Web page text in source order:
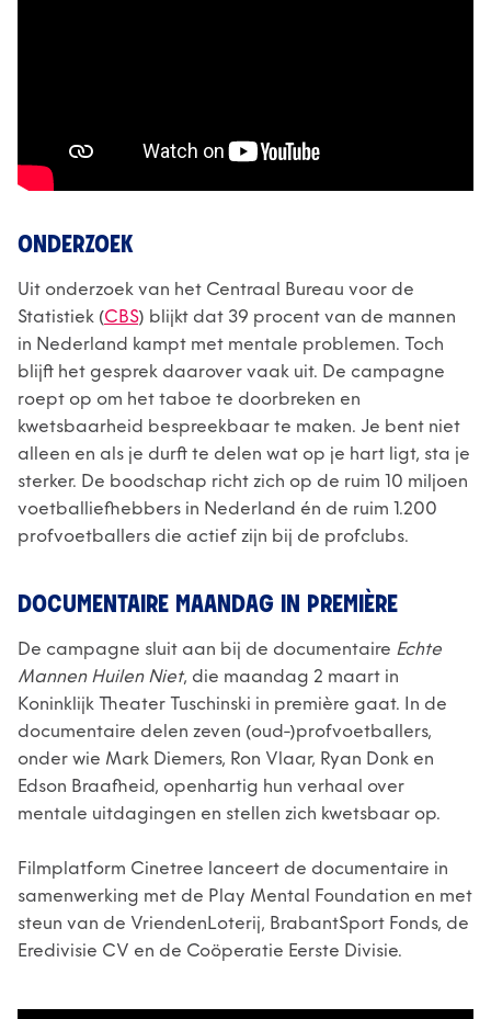
ONDERZOEK
Uit onderzoek van het Centraal Bureau voor de
Statistiek (CBS) blijkt dat 39 procent van de mannen
in Nederland kampt met mentale problemen. Toch
blijft het gesprek daarover vaak uit. De campagne
roept op om het taboe te doorbreken en
kwetsbaarheid bespreekbaar te maken. Je bent niet
alleen en als je durft te delen wat op je hart ligt, sta je
sterker. De boodschap richt zich op de ruim 10 miljoen
voetballiefhebbers in Nederland én de ruim 1.200
profvoetballers die actief zijn bij de profclubs.
DOCUMENTAIRE MAANDAG IN PREMIÈRE
De campagne sluit aan bij de documentaire Echte
Mannen Huilen Niet, die maandag 2 maart in
Koninklijk Theater Tuschinski in première gaat. In de
documentaire delen zeven (oud-)profvoetballers,
onder wie Mark Diemers, Ron Vlaar, Ryan Donk en
Edson Braafheid, openhartig hun verhaal over
mentale uitdagingen en stellen zich kwetsbaar op.
Filmplatform Cinetree lanceert de documentaire in
samenwerking met de Play Mental Foundation en met
steun van de VriendenLoterij, BrabantSport Fonds, de
Eredivisie CV en de Coöperatie Eerste Divisie.